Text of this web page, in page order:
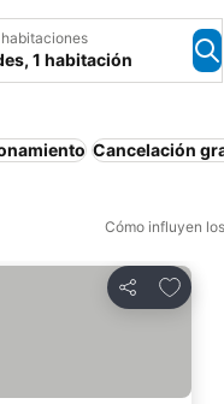
1 habitación
Cancelación
Cómo influyen
Compartir
Añadir